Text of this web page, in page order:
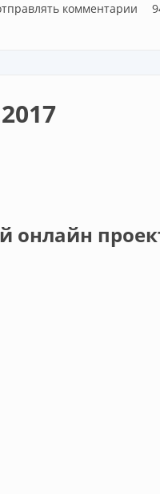
комментарии
онлайн